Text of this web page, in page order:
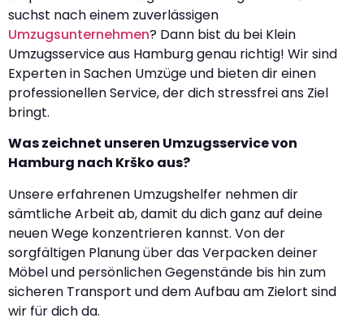
suchst nach einem zuverlässigen
Umzugsunternehmen? Dann bist du bei Klein
Umzugsservice aus Hamburg genau richtig! Wir sind
Experten in Sachen Umzüge und bieten dir einen
professionellen Service, der dich stressfrei ans Ziel
bringt.
Was zeichnet unseren Umzugsservice von
Hamburg nach Krško aus?
Unsere erfahrenen Umzugshelfer nehmen dir
sämtliche Arbeit ab, damit du dich ganz auf deine
neuen Wege konzentrieren kannst. Von der
sorgfältigen Planung über das Verpacken deiner
Möbel und persönlichen Gegenstände bis hin zum
sicheren Transport und dem Aufbau am Zielort sind
wir für dich da.